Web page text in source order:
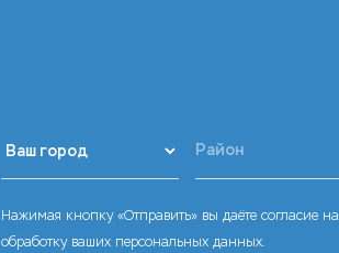
Нажимая кнопку «Отправить» вы даёте согласие на
обработку ваших персональных данных.